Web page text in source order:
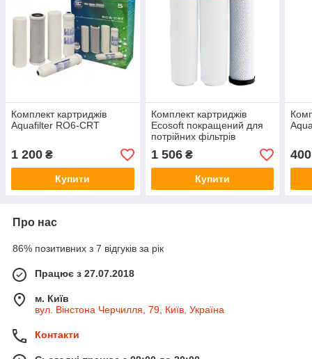
Комплект картриджів
Aquafilter RO6-CRT
1 200 ₴
Купити
Комплект картриджів
Ecosoft покращений для
потрійних фільтрів
1 506₴
Купити
400
Про нас
86% позитивних з 7 відгуків за рік
Працює з 27.07.2018
м. Київ
вул. Вінстона Черчилля, 79, Київ, Україна
Контакти